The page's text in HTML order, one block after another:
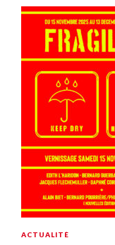
ACTUALITÉ